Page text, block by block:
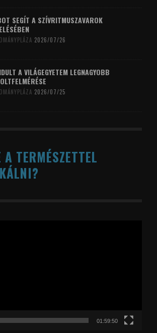
SEGÍT A SZÍVRITMUSZAVAROK
2026/07/26
A VILÁGEGYETEM LEGNAGYOBB
2026/07/25
TERMÉSZETTEL
01:59:50